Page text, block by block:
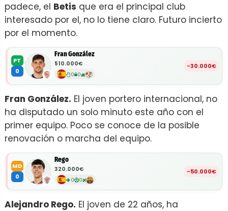
padece, el Betis que era el principal club
interesado por el, no lo tiene claro. Futuro incierto
por el momento.
PT
0
Fran González
510.000€
0 0
-30.000€
Fran González. El joven portero internacional, no
ha disputado un solo minuto este año con el
primer equipo. Poco se conoce de la posible
renovación o marcha del equipo.
MD
0
Rego
320.000€
0 0
-50.000€
Alejandro Rego. El joven de 22 años, ha